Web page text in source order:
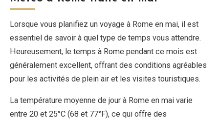
Lorsque vous planifiez un voyage à Rome en mai, il est
essentiel de savoir à quel type de temps vous attendre.
Heureusement, le temps à Rome pendant ce mois est
généralement excellent, offrant des conditions agréables
pour les activités de plein air et les visites touristiques.
La température moyenne de jour à Rome en mai varie
entre 20 et 25°C (68 et 77°F), ce qui offre des